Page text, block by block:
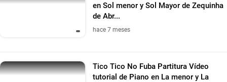
en Sol menor y Sol Mayor de Zequinha
de Abr...
hace 7 meses
Tico Tico No Fuba Partitura Vídeo
tutorial de Piano en La menor y La